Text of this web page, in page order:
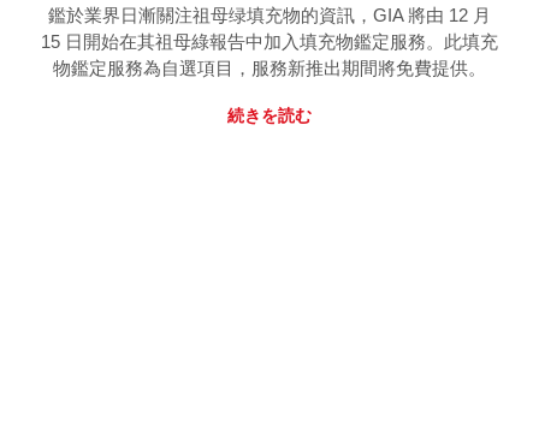
鑑於業界日漸關注祖母绿填充物的資訊，GIA 將由 12 月
15 日開始在其祖母綠報告中加入填充物鑑定服務。此填充
物鑑定服務為自選項目，服務新推出期間將免費提供。
続きを読む